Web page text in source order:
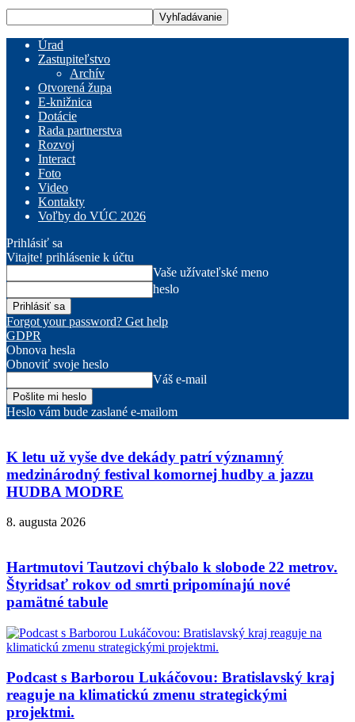
Úrad
Zastupiteľstvo
Archív
Otvorená župa
E-knižnica
Dotácie
Rada partnerstva
Rozvoj
Interact
Foto
Video
Kontakty
Voľby do VÚC 2026
Prihlásiť sa
Vitajte! prihlásenie k účtu
Vaše užívateľské meno
heslo
Forgot your password? Get help
GDPR
Obnova hesla
Obnoviť svoje heslo
Váš e-mail
Heslo vám bude zaslané e-mailom
K letu už vyše dve dekády patrí významný
medzinárodný festival komornej hudby a jazzu
HUDBA MODRE
8. augusta 2026
Hartmutovi Tautzovi chýbalo k slobode 22 metrov.
Štyridsať rokov od smrti pripomínajú nové
pamätné tabule
Podcast s Barborou Lukáčovou: Bratislavský kraj
reaguje na klimatickú zmenu strategickými
projektmi.